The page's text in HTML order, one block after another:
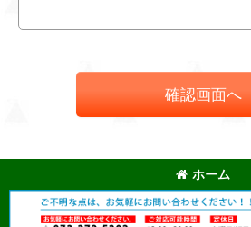
確認画面へ
ホーム